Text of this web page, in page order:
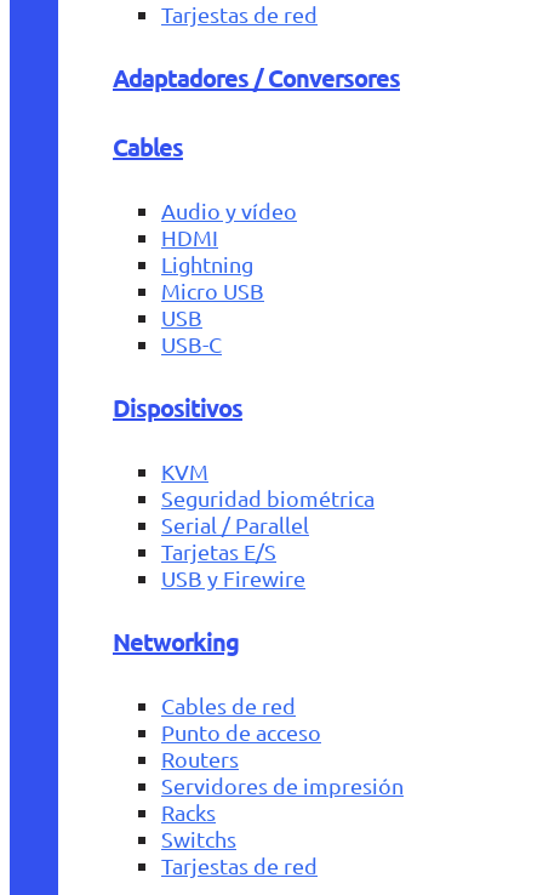
Tarjestas de red
Adaptadores / Conversores
Cables
Audio y vídeo
HDMI
Lightning
Micro USB
USB
USB-C
Dispositivos
KVM
Seguridad biométrica
Serial / Parallel
Tarjetas E/S
USB y Firewire
Networking
Cables de red
Punto de acceso
Routers
Servidores de impresión
Racks
Switchs
Tarjestas de red